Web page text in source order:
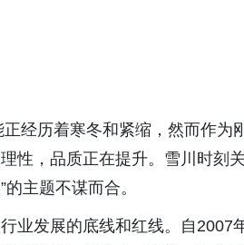
经历着寒冬和紧缩，然而作
性，品质正在提升。雪川时刻
主题不谋而合。
业发展的底线和红线。自